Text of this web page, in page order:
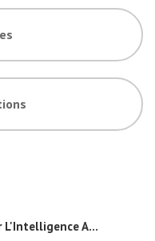
L'Intelligence A...